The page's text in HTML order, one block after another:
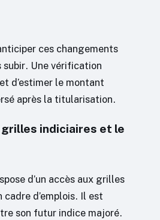
ces changements
Une vérification
d’estimer le montant
après la titularisation.
indiciaires et le
d’un accès aux grilles
cadre d’emplois. Il est
son futur indice majoré.